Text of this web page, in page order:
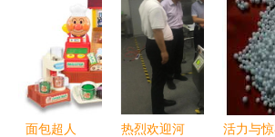
面包超人
热烈欢迎河
活力与